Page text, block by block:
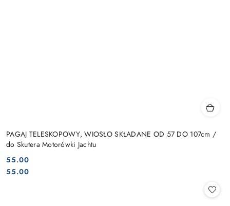
PAGAJ TELESKOPOWY, WIOSŁO SKŁADANE OD 57 DO 107cm /
do Skutera Motorówki Jachtu
Cena:
55.00
Cena:
55.00